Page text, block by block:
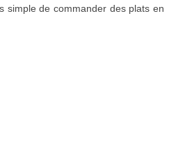
simple de commander des plats en